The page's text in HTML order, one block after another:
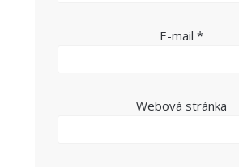
E-mail *
Webová stránka